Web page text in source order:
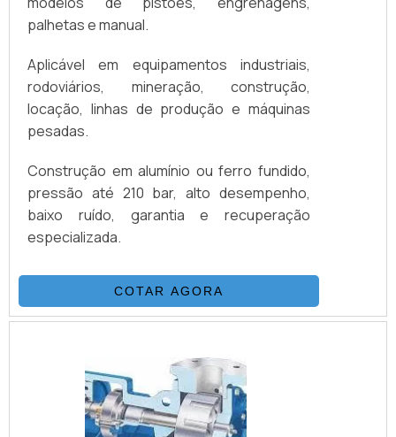
palhetas e manual.
Aplicável em equipamentos industriais,
rodoviários, mineração, construção,
locação, linhas de produção e máquinas
pesadas.
Construção em alumínio ou ferro fundido,
pressão até 210 bar, alto desempenho,
baixo ruído, garantia e recuperação
especializada.
COTAR AGORA